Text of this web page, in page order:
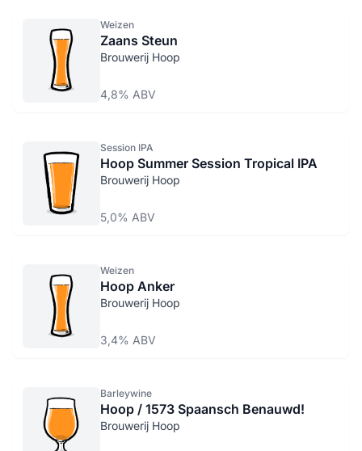
Weizen
Zaans Steun
Brouwerij Hoop
4,8% ABV
Session IPA
Hoop Summer Session Tropical IPA
Brouwerij Hoop
5,0% ABV
Weizen
Hoop Anker
Brouwerij Hoop
3,4% ABV
Barleywine
Hoop / 1573 Spaansch Benauwd!
Brouwerij Hoop